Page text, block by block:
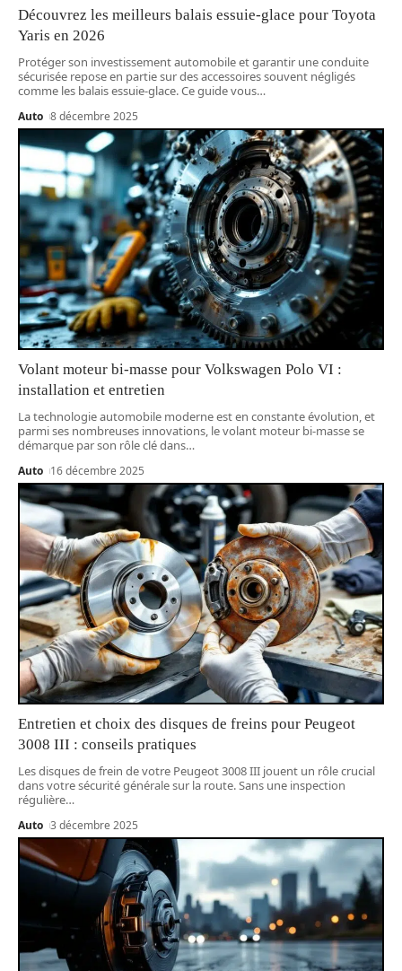
Découvrez les meilleurs balais essuie-glace pour Toyota
Yaris en 2026
Protéger son investissement automobile et garantir une conduite
sécurisée repose en partie sur des accessoires souvent négligés
comme les balais essuie-glace. Ce guide vous…
Auto 8 décembre 2025
Volant moteur bi-masse pour Volkswagen Polo VI :
installation et entretien
La technologie automobile moderne est en constante évolution, et
parmi ses nombreuses innovations, le volant moteur bi-masse se
démarque par son rôle clé dans…
Auto 16 décembre 2025
Entretien et choix des disques de freins pour Peugeot
3008 III : conseils pratiques
Les disques de frein de votre Peugeot 3008 III jouent un rôle crucial
dans votre sécurité générale sur la route. Sans une inspection
régulière…
Auto 3 décembre 2025